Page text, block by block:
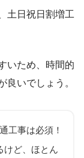
土日祝日割増工
いため、時間的
良いでしょう。
工事は必須！
けど、ほとん